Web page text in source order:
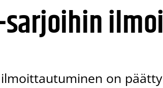
sarjoihin
on